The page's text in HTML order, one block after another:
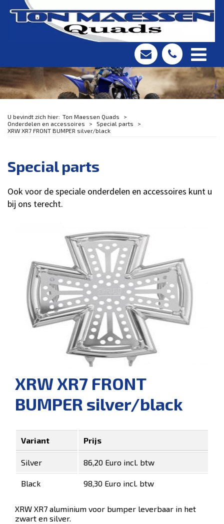
Ton Maessen Quads
Onderdelen en accessoires
Special parts
XRW XR7 FRONT BUMPER silver/black
Special parts
Ook voor de speciale onderdelen en accessoires kunt u
bij ons terecht.
XRW XR7 FRONT
BUMPER silver/black
Variant Prijs
Silver 86,20 Euro incl. btw
Black 98,30 Euro incl. btw
XRW XR7 aluminium voor bumper leverbaar in het
zwart en silver.